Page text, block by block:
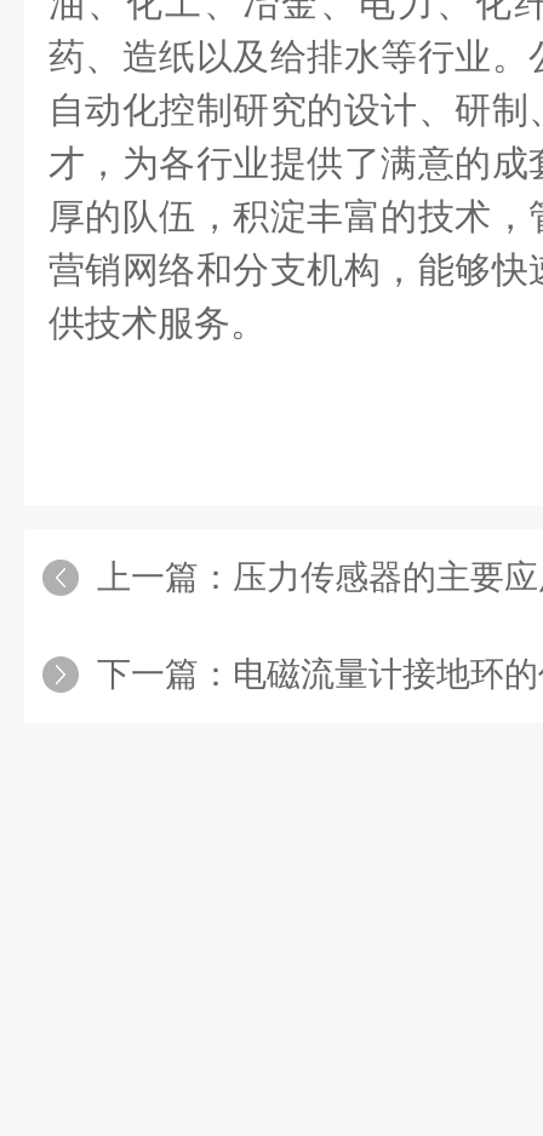
药、造纸以及给排水等行业
自动化控制研究的设计、研
才，为各行业提供了满意的
厚的队伍，积淀丰富的技术
营销网络和分支机构，能够
供技术服务。
上一篇： 压力传感器的主要
下一篇： 电磁流量计接地环